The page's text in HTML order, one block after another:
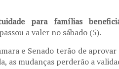
para famílias
a valer no sábado (5).
e Senado terão de
as mudanças perderão a